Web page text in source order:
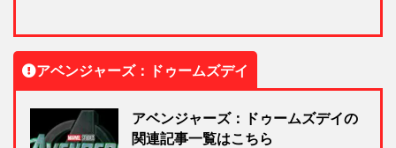
アベンジャーズ：ドゥームズデイ
アベンジャーズ：ドゥームズデイの
関連記事一覧はこちら